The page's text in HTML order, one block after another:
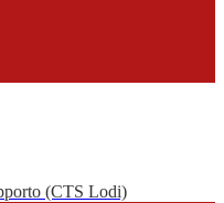
(CTS Lodi)